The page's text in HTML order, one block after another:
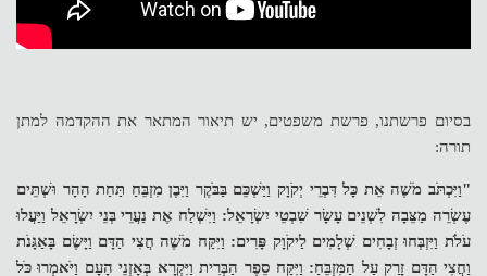
בסיום פרשתנו, פרשת משפטים, יש תיאור המתאר את ההקדמה למתן
תורה:
"וַיִּכְתֹּב מֹשֶׁה אֵת כָּל דִּבְרֵי יְקֹוָק וַיַּשְׁכֵּם בַּבֹּקֶר וַיִּבֶן מִזְבֵּחַ תַּחַת הָהָר וּשְׁתֵּים
עֶשְׂרֵה מַצֵּבָה לִשְׁנֵים עָשָׂר שִׁבְטֵי יִשְׂרָאֵל: וַיִּשְׁלַח אֶת נַעֲרֵי בְּנֵי יִשְׂרָאֵל וַיַּעֲלוּ
עֹלֹת וַיִּזְבְּחוּ זְבָחִים שְׁלָמִים לַיקֹוָק פָּרִים: וַיִּקַּח מֹשֶׁה חֲצִי הַדָּם וַיָּשֶׂם בָּאַגָּנֹת
וַחֲצִי הַדָּם זָרַק עַל הַמִּזְבֵּחַ: וַיִּקַּח סֵפֶר הַבְּרִית וַיִּקְרָא בְּאָזְנֵי הָעָם וַיֹּאמְרוּ כֹּל